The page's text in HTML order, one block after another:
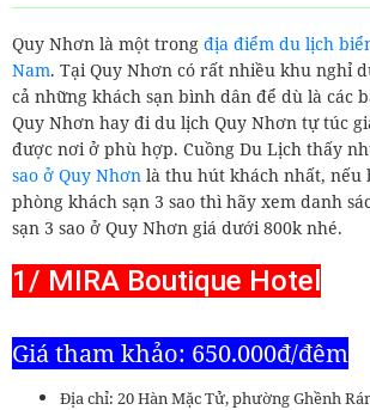
Quy Nhơn là một trong địa điểm du lịch
Nam. Tại Quy Nhơn có rất nhiều khu nghỉ
cả những khách sạn bình dân để dù là các
Quy Nhơn hay đi du lịch Quy Nhơn tự túc
được nơi ở phù hợp. Cuồng Du Lịch thấy
sao ở Quy Nhơn là thu hút khách nhất, nếu
phòng khách sạn 3 sao thì hãy xem danh
sạn 3 sao ở Quy Nhơn giá dưới 800k nhé.
1/ MIRA Boutique Hotel
Giá tham khảo: 650.000đ/đêm
Địa chỉ: 20 Hàn Mặc Tử, phường Ghềnh